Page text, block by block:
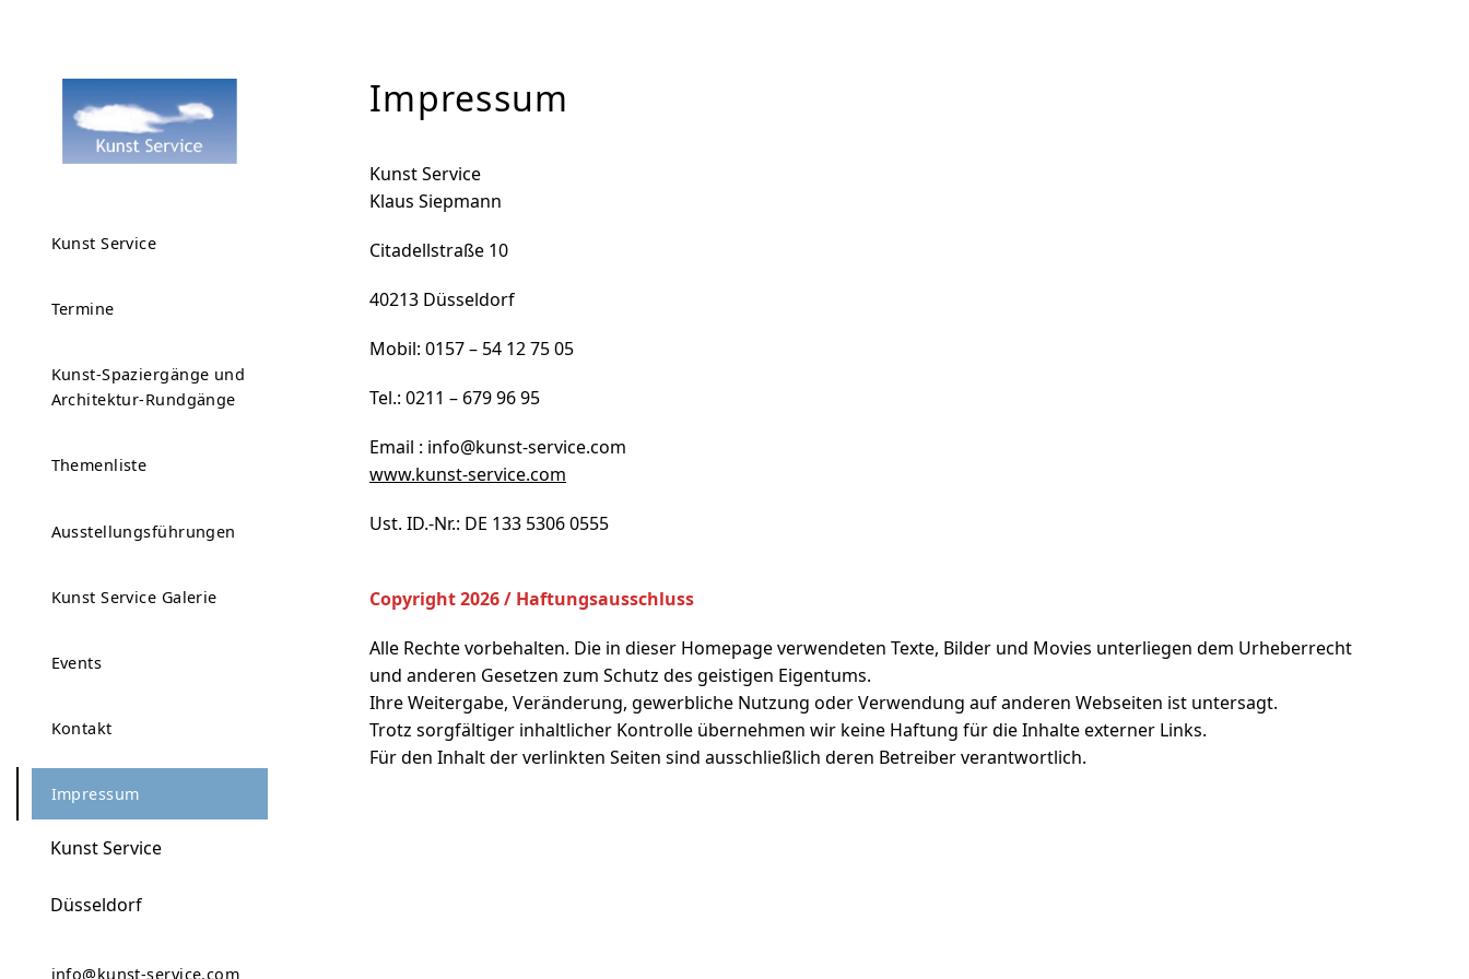
Kunst Service
Termine
Kunst-Spaziergänge und
Architektur-Rundgänge
Themenliste
Ausstellungsführungen
Kunst Service Galerie
Events
Kontakt
Impressum
Kunst Service
Düsseldorf
info@kunst-service.com
Impressum
Kunst Service
Klaus Siepmann
Citadellstraße 10
40213 Düsseldorf
Mobil: 0157 – 54 12 75 05
Tel.: 0211 – 679 96 95
Email : info@kunst-service.com
www.kunst-service.com
Ust. ID.-Nr.: DE 133 5306 0555
Copyright 2026 / Haftungsausschluss
Alle Rechte vorbehalten. Die in dieser Homepage verwendeten Texte, Bilder und Movies unterliegen dem Urheberrecht
und anderen Gesetzen zum Schutz des geistigen Eigentums.
Ihre Weitergabe, Veränderung, gewerbliche Nutzung oder Verwendung auf anderen Webseiten ist untersagt.
Trotz sorgfältiger inhaltlicher Kontrolle übernehmen wir keine Haftung für die Inhalte externer Links.
Für den Inhalt der verlinkten Seiten sind ausschließlich deren Betreiber verantwortlich.